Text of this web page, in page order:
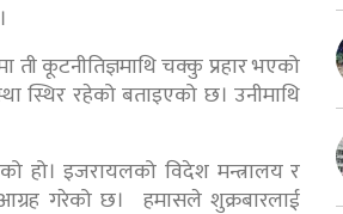
कूटनीतिज्ञमाथि चक्कु प्रहार भएको
स्थिर रहेको बताइएको छ। उनीमाथि
हो। इजरायलको विदेश मन्त्रालय र
गरेको छ। हमासले शुक्रबारलाई